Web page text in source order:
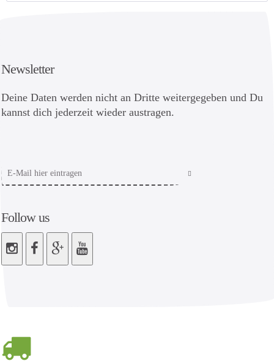
Newsletter
Deine Daten werden nicht an Dritte weitergegeben und Du
kannst dich jederzeit wieder austragen.
Follow us